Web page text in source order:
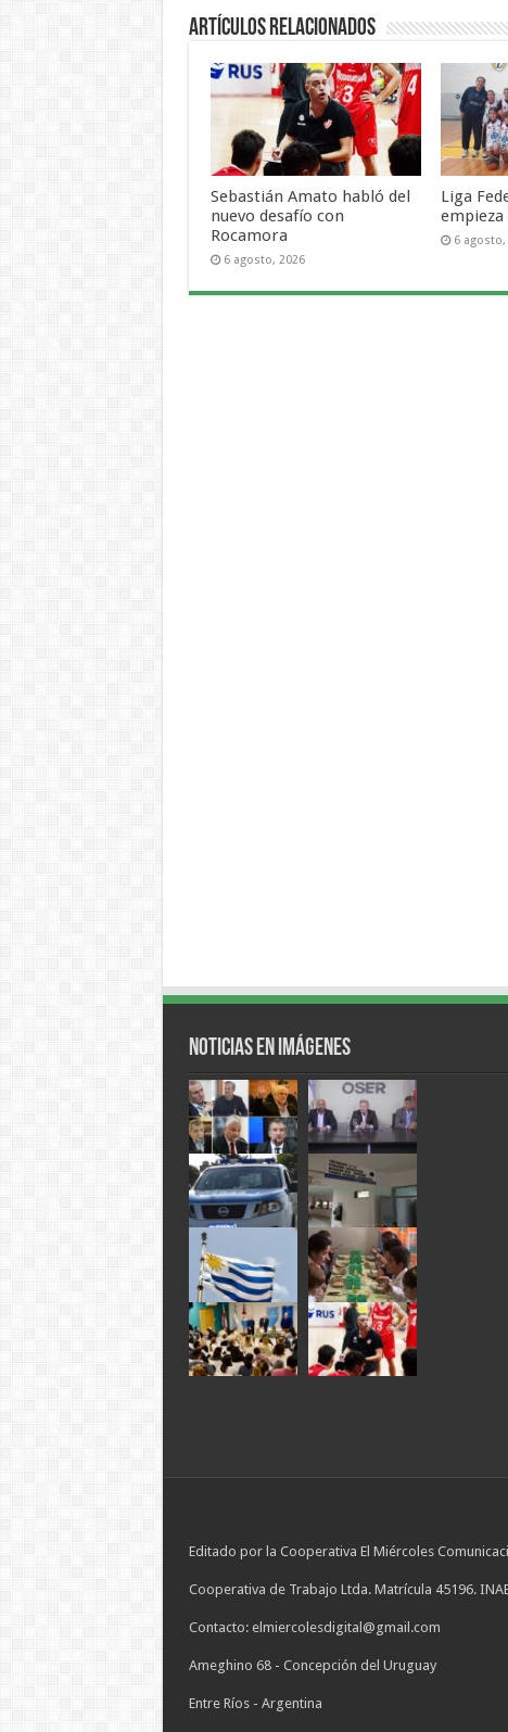
Artículos Relacionados
Sebastián Amato habló del
nuevo desafío con
Rocamora
6 agosto, 2026
Liga
empieza
6 agosto,
Noticias en Imágenes
Editado por la Cooperativa El Miércoles
Cooperativa de Trabajo Ltda. Matrícula 45196.
Contacto: elmiercolesdigital@gmail.com
Ameghino 68 - Concepción del Uruguay
Entre Ríos - Argentina